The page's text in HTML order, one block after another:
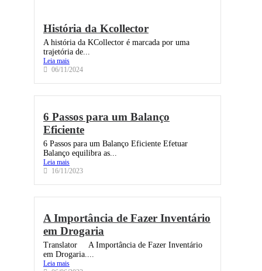
História da Kcollector
A história da KCollector é marcada por uma
trajetória de...
Leia mais
06/11/2024
6 Passos para um Balanço
Eficiente
6 Passos para um Balanço Eficiente Efetuar
Balanço equilibra as...
Leia mais
16/11/2023
A Importância de Fazer Inventário
em Drogaria
Translator A Importância de Fazer Inventário
em Drogaria....
Leia mais